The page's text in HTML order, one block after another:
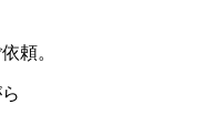
頼。